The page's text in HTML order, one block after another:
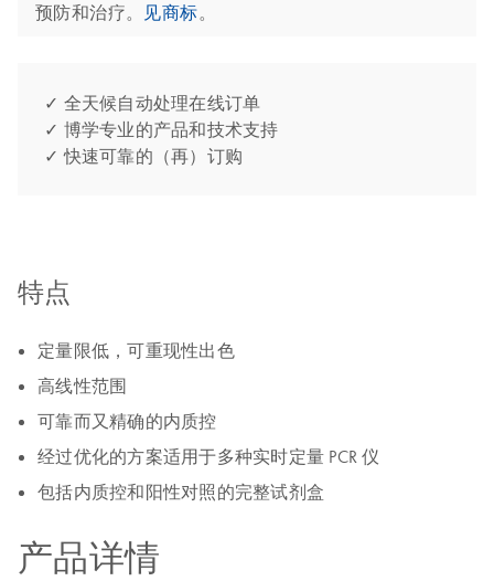
预防和治疗。
见商标。
✓ 全天候自动处理在线订单
✓ 博学专业的产品和技术支持
✓ 快速可靠的（再）订购
特点
定量限低，可重现性出色
高线性范围
可靠而又精确的内质控
经过优化的方案适用于多种实时定量 PCR 仪
包括内质控和阳性对照的完整试剂盒
产品详情